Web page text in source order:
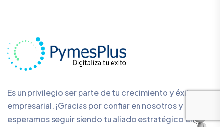
Es un privilegio ser parte de tu crecimiento y éxito
empresarial. ¡Gracias por confiar en nosotros y
esperamos seguir siendo tu aliado estratégico en el